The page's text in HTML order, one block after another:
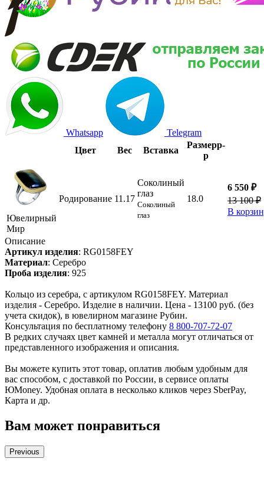
Whatsapp
Telegram
Цвет
Вес Вставка
Размерр-
р
Ювелирный
Мир
Родирование 11.17
Соколиный
глаз
Соколиный
глаз
18.0
6 550 ₽
13 100 ₽
В
Описание
Артикул изделия: RG0158FEY
Материал: Серебро
Проба изделия: 925
Кольцо из серебра, с артикулом RG0158FEY. Материал
изделия - Серебро. Изделие в наличии. Цена - 13100 руб. (без
учета скидок), в ювелирном магазине Рубин.
Консультация по бесплатному телефону 8 800-707-72-07
В редких случаях цвет камней и металла могут отличаться от
представленного изображения и описания.
Вы можете купить этот товар, оплатив любым удобным для
вас способом, с доставкой по России, в сервисе оплаты
ЮMoney. Удобная оплата в несколько кликов через SberPay,
Карта и др.
Вам может понравиться
Previous